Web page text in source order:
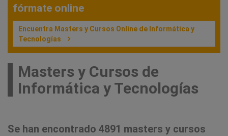
fórmate online
Encuentra Masters y Cursos Online de Informática y
Tecnologías
Masters y Cursos de
Informática y Tecnologías
Se han encontrado 4891 masters y cursos